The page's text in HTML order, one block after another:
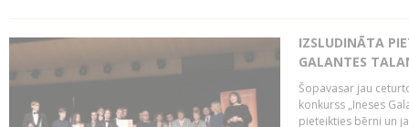
IZSLUDINĀTA
GALANTES
Šopavasar jau
konkurss „Ineses
pieteikties bērni un